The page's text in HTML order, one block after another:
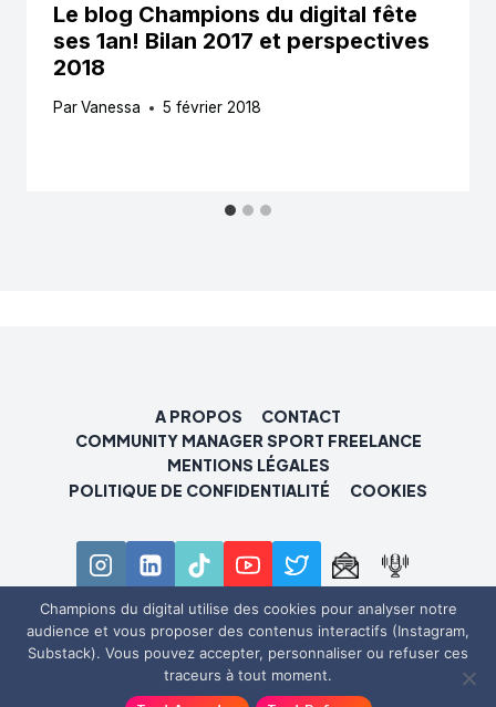
Le blog Champions du digital fête
ses 1an! Bilan 2017 et perspectives
2018
ParVanessa 5 février 2018
A PROPOS
CONTACT
COMMUNITY MANAGER SPORT FREELANCE
MENTIONS LÉGALES
POLITIQUE DE CONFIDENTIALITÉ
COOKIES
© 2026 Champions du digital
Champions du digital utilise des cookies pour analyser notre
audience et vous proposer des contenus interactifs (Instagram,
Substack). Vous pouvez accepter, personnaliser ou refuser ces
traceurs à tout moment.